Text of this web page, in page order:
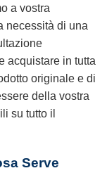
a vostra
necessità di una
acquistare in tutta
originale e di
della vostra
su tutto il
Serve